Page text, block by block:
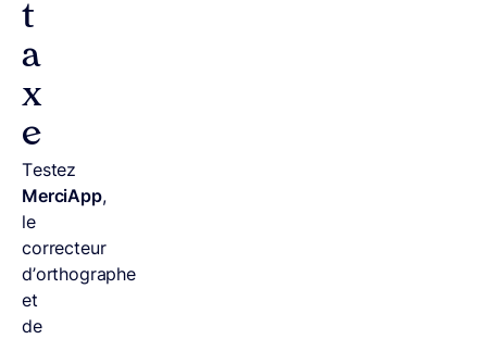
t
a
x
e
Testez
MerciApp,
le
correcteur
d’orthographe
et
de